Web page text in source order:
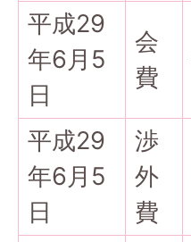
平成29
年6月5
日
会
費
平成29
年6月5
日
渉
外
費